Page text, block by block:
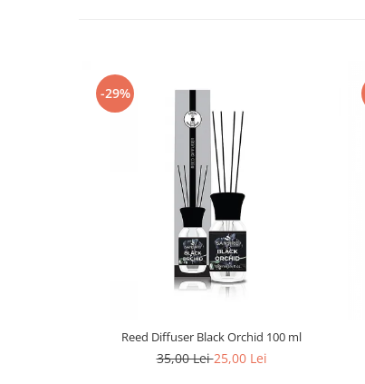
-29%
Reed Diffuser Black Orchid 100 ml
35,00 Lei25,00 Lei